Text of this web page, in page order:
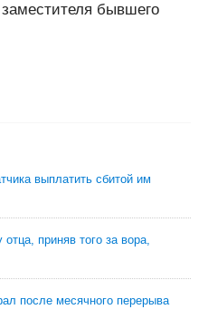
бывшего
выплатить сбитой им
приняв того за вора,
после месячного перерыва